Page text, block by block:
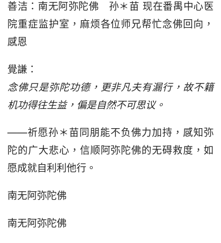
善洁：南无阿弥陀佛   孙＊苗 现在番禺中心医
院重症监护室，麻烦各位师兄帮忙念佛回向，
感恩
覺謙：
念佛只是弥陀功德，更非凡夫有漏行，故不籍
机功得往生益，偏是自然不可思议。
——祈愿孙＊苗同朋能不负佛力加持，感知弥
陀的广大悲心，信顺阿弥陀佛的无碍救度，如
愿成就自利利他行。
南无阿弥陀佛
南无阿弥陀佛